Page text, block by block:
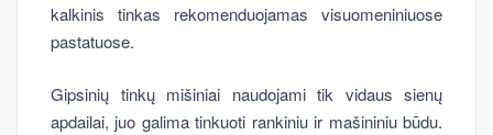
kalkinis tinkas rekomenduojamas visuomeniniuose
pastatuose.
Gipsinių tinkų mišiniai naudojami tik vidaus sienų
apdailai, juo galima tinkuoti rankiniu ir mašininiu būdu.